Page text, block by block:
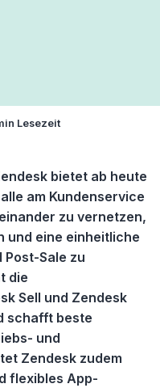
Lesezeit
bietet ab heute
am Kundenservice
zu vernetzen,
und eine einheitliche
Post-Sale zu
die
Sell und Zendesk
schafft beste
und
Zendesk zudem
flexibles App-